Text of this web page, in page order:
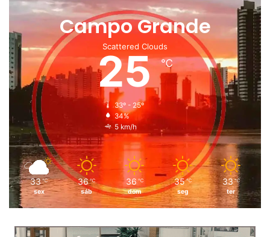
Campo Grande
Scattered Clouds
25℃
33º - 25º
34%
5 km/h
33 ℃
sex
36 ℃
sáb
36 ℃
dom
35 ℃
seg
33 ℃
ter